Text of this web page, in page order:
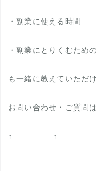
・副業に使える時間
・副業にとりくむため
も一緒に教えていただ
お問い合わせ・ご質問は
↑ ↑